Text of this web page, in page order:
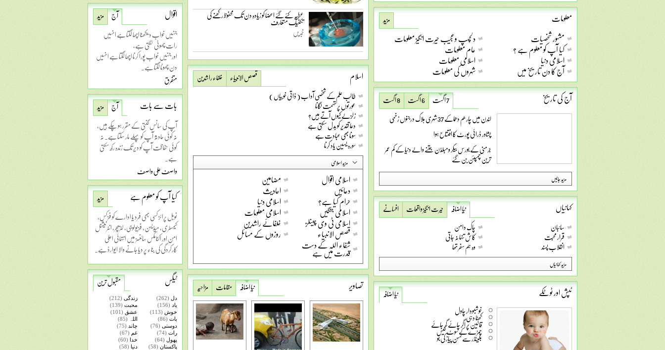
اقوال مزید آج
جنہیں خواب دیکھنا اچھا لگتا ہے انہیں
رات چھوٹی لگتی ہے،
اور جنہیں خواب پورا کرنا اچھا لگتا ہے انہیں
دن چھوٹا لگتا ہے۔
متفرق
بات سے بات مزید آج
آپ کی سانس گنتی کے مقرر ہو چکے ہیں،
نہ کوئی حادثہ آپ کو پہلے مار سکتا ہے۔ نہ
کوئی حفاظت آپ کو دیر تک زندہ رکھ سکتی
ہے۔
واصف علی واصف
کیا آپ کو معلوم ہے
مزید
نوبل پرائز کسی بھی فرد یا ادارے کو فزکس،
کیمسٹری، میڈیسن، فزیولوجی، لٹریچر، انٹرنیشنل
امن اور اکنامکس سائنسز میں انتہائی اعلٰی
کارکردگی کی بناء پر دیا جانے والا ایوارڈ ہے۔
ٹیگس مقبول ترین
دل (262) زندگی (212)
یاد (156) محبت (139)
خوش (113) عشق (101)
بات (86) اللہ (85)
دوستی (76) چاند (75)
رات (74) غم (67)
پھول (64) خدا (60)
پاکستان (58) دنیا (58)
عطیہ کئے گئے اعضا کو زیادہ دن تک محفوظ رکھنے کی
تکنیک متعارف
خبریں
اسلام خلفاء راشدین قصص الانبیاء
طالب علم کے شخصی آداب ( ذاتی خوبیاں )
عورتوں پر تہمت لگانا
زلزلے کیوں آتے ہیں؟
دعا تقدیر کو بدل سکتی ہے
سونا بھی عبادت ہے
سورہ یسین یاد کرنا
مزید اسلامی
اسلامی اقوال مضامین
دعائیں احادیث
حرام کیا ہے؟ اسلامی دنیا
اسلامی جنگیں اسلامی معلومات
اسلامی ٹی وی چینلز خلفائے راشدین
قصص الانبیاء روزوں کے مسائل
شفاء اللہ کے دست
قدرت میں ہے
تصاویر
مزاحیہ مقامات نیا اضافہ
معلومات مزید
مشہور شخصیات دلچسپ وعجیب حیرت انگیز معلومات
کیا آپ کو معلوم ہے ؟ عام معلومات
اسلامی دنیا اسلامی معلومات
آج کا دن تاریخ میں
شہروں کی معلومات
آج کی تاریخ
8 اگست 6 اگست
7 اگست
لندن میں چار بم دھماکے 37شہری ہلاک درجنوں زخمی
پشاور ڈرائی پورٹ کا افتتاح ہوا
جرمنی کے بورس بیکر ومبلڈن جتنے والے دنیا کے کم عمر
ترین چمپئن بن گئے
مزید جانیں
کہانیاں افسانے حیرت انگیز واقعات نیا اضافہ
سائبان
چاک دامن
قرار محبت کاش تنہا نہ جاتی
انقلاب پسند وہ ہم سفر تھا
مزید کہانیاں
ٹپش اور ٹوٹکے
نیا اضافہ
خوشبودار چاول
کھٹا دہی
قالین پر اگر چائے گر جائے
چمڑے کے سوٹ کیس
بلینڈر سے لہسن پیاز کی بو